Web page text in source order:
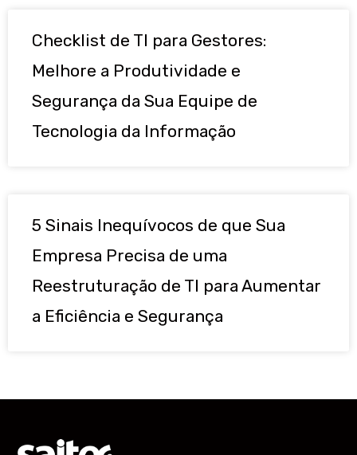
Checklist de TI para Gestores:
Melhore a Produtividade e
Segurança da Sua Equipe de
Tecnologia da Informação
5 Sinais Inequívocos de que Sua
Empresa Precisa de uma
Reestruturação de TI para Aumentar
a Eficiência e Segurança